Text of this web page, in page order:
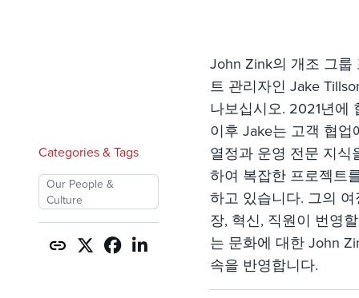
Categories & Tags
Our People &
Culture
John Zink의 개조 그룹
트 관리자인 Jake
나보십시오. 2021년에
이후 Jake는 고객 협업
열정과 운영 전문 지식
하여 복잡한 프로젝트
하고 있습니다. 그의
장, 혁신, 직원이 번영
는 문화에 대한 John
속을 반영합니다.